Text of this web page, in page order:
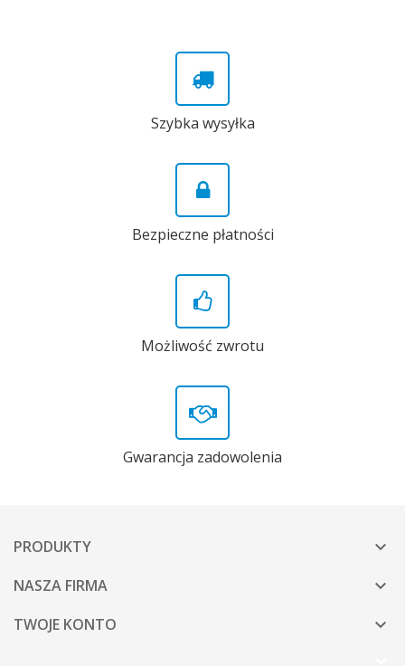
Szybka wysyłka
Bezpieczne płatności
Możliwość zwrotu
Gwarancja zadowolenia
PRODUKTY 
NASZA FIRMA 
TWOJE KONTO 